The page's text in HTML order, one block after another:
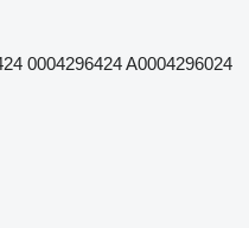
0004296424 A0004296024